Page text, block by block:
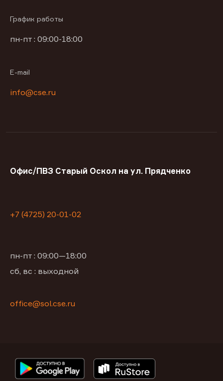
График работы
пн-пт : 09:00-18:00
E-mail
info@cse.ru
Офис/ПВЗ Старый Оскол на ул. Прядченко
+7 (4725) 20-01-02
пн-пт : 09:00—18:00
сб, вс : выходной
office@sol.cse.ru